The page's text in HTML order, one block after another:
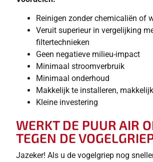
Reinigen zonder chemicaliën of
Veruit superieur in vergelijking
filtertechnieken
Geen negatieve milieu-impact
Minimaal stroomverbruik
Minimaal onderhoud
Makkelijk te installeren,
Kleine investering
WERKT DE PUUR AIR
TEGEN DE
Jazeker! Als u de vogelgriep nog